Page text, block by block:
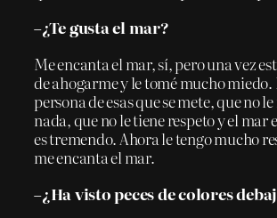
–¿Te gusta el mar?
Me encanta el mar, sí, pero una vez
de ahogarme y le tomé mucho miedo.
persona de esas que se mete, que no
nada, que no le tiene respeto y el mar
es tremendo. Ahora le tengo mucho
me encanta el mar.
–¿Ha visto peces de colores